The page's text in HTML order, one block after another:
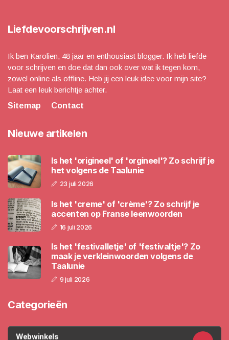
Liefdevoorschrijven.nl
Ik ben Karolien, 48 jaar en enthousiast blogger. Ik heb liefde
voor schrijven en doe dat dan ook over wat ik tegen kom,
zowel online als offline. Heb jij een leuk idee voor mijn site?
Laat een leuk berichtje achter.
Sitemap
Contact
Nieuwe artikelen
Is het 'origineel' of 'orgineel'? Zo schrijf je
het volgens de Taalunie
23 juli 2026
Is het 'creme' of 'crème'? Zo schrijf je
accenten op Franse leenwoorden
16 juli 2026
Is het 'festivalletje' of 'festivaltje'? Zo
maak je verkleinwoorden volgens de
Taalunie
9 juli 2026
Categorieën
Webwinkels